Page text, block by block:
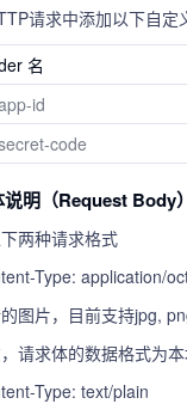
请求中添加以下自定
名
id
code
说明（Request Body
两种请求格式
Type: application/
图片，目前支持jpg,
请求体的数据格式为
Type: text/plain